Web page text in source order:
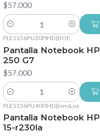
$57.000
Cantidad
PLES156PU30PIHD|BOE
Pantalla Notebook HP
250 G7
$57.000
Cantidad
PLES156PU40PIHD|InnoLux
Pantalla Notebook HP
15-r230la